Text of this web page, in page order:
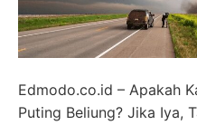
Edmodo.co.id – Apakah
Puting Beliung? Jika Iya,